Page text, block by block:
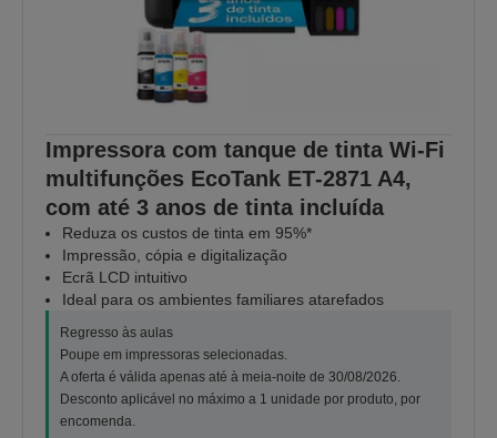
Impressora com tanque de tinta Wi-Fi
multifunções EcoTank ET‑2871 A4,
com até 3 anos de tinta incluída
Reduza os custos de tinta em 95%*
Impressão, cópia e digitalização
Ecrã LCD intuitivo
Ideal para os ambientes familiares atarefados
Regresso às aulas
Poupe em impressoras selecionadas.
A oferta é válida apenas até à meia-noite de 30/08/2026.
Desconto aplicável no máximo a 1 unidade por produto, por
encomenda.